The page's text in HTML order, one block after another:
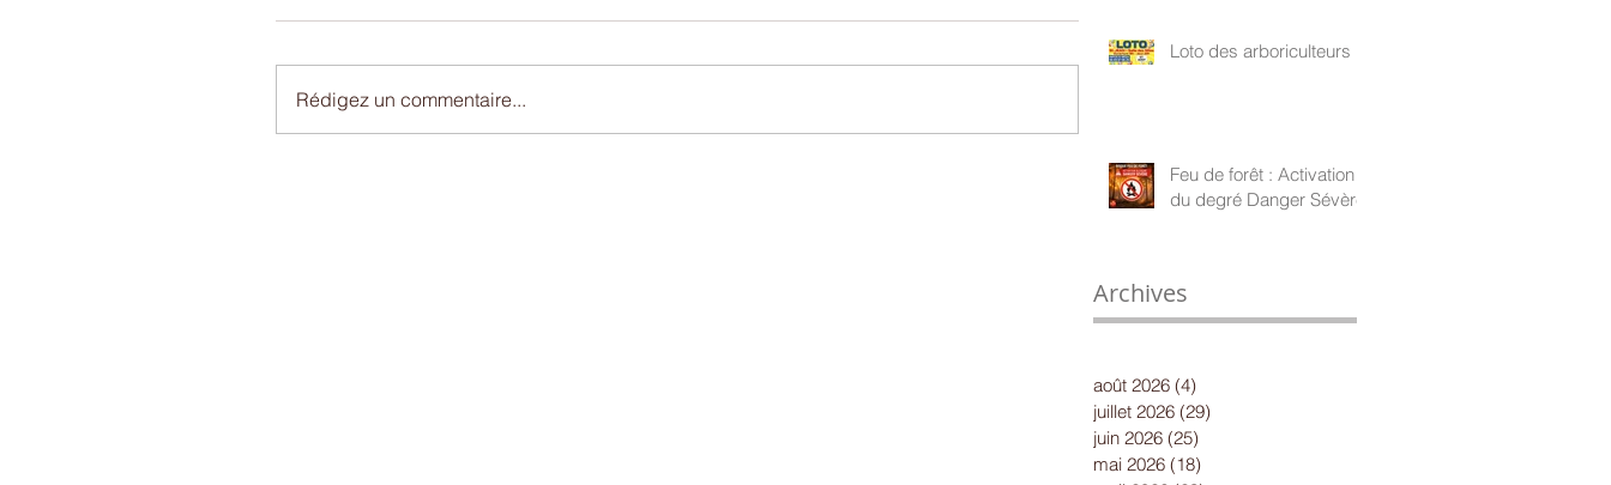
Rédigez un commentaire...
Loto des arboriculteurs
Feu de forêt : Activation
du degré Danger Sévère
Archives
août 2026 (4)
juillet 2026 (29)
juin 2026 (25)
mai 2026 (18)